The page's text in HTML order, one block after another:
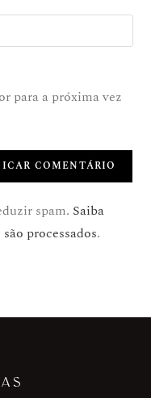
para a próxima vez
spam. Saiba
processados.